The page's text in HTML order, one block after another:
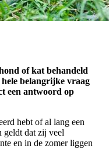
of kat behandeld
belangrijke vraag
een antwoord op
hebt of al lang een
geldt dat zij veel
en in de zomer liggen